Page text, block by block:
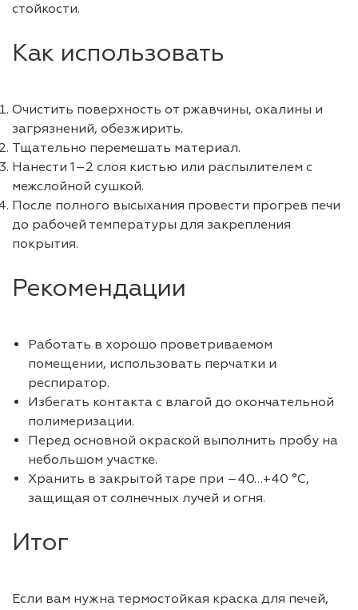
стойкости.
Как использовать
Очистить поверхность от ржавчины, окалины и
загрязнений, обезжирить.
Тщательно перемешать материал.
Нанести 1–2 слоя кистью или распылителем с
межслойной сушкой.
После полного высыхания провести прогрев печи
до рабочей температуры для закрепления
покрытия.
Рекомендации
Работать в хорошо проветриваемом
помещении, использовать перчатки и
респиратор.
Избегать контакта с влагой до окончательной
полимеризации.
Перед основной окраской выполнить пробу на
небольшом участке.
Хранить в закрытой таре при –40…+40 °C,
защищая от солнечных лучей и огня.
Итог
Если вам нужна термостойкая краска для печей,